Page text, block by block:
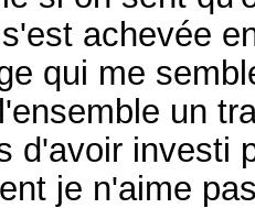
achevée
qui me
un
d'avoir investi
je n'aime